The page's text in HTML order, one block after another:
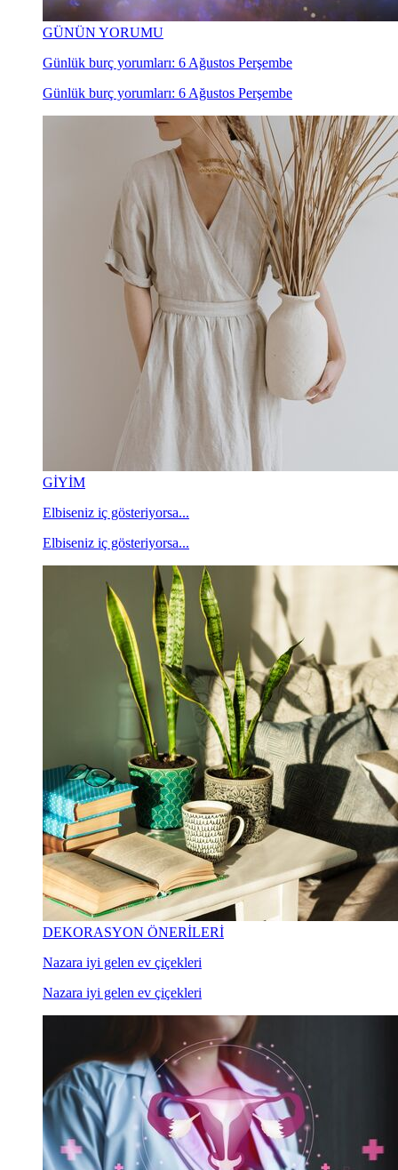
GÜNÜN YORUMU
Günlük burç yorumları: 6 Ağustos Perşembe
Günlük burç yorumları: 6 Ağustos Perşembe
GİYİM
Elbiseniz iç gösteriyorsa...
Elbiseniz iç gösteriyorsa...
DEKORASYON ÖNERİLERİ
Nazara iyi gelen ev çiçekleri
Nazara iyi gelen ev çiçekleri